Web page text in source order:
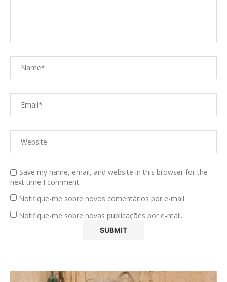
Save my name, email, and website in this browser for the
next time I comment.
Notifique-me sobre novos comentários por e-mail.
Notifique-me sobre novas publicações por e-mail.